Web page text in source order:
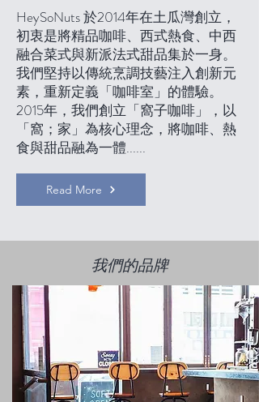
HeySoNuts 於2014年在土瓜灣創立，
初衷是將精品咖啡、西式熱食、中西
融合菜式與新派法式甜品集於一身。
我們堅持以傳統烹調技藝注入創新元
素，重新定義「咖啡室」的體驗。
2015年，我們創立「窩子咖啡」，以
「窩；家」為核心理念，將咖啡、熱
食與甜品融為一體......
Read More
我們的品牌